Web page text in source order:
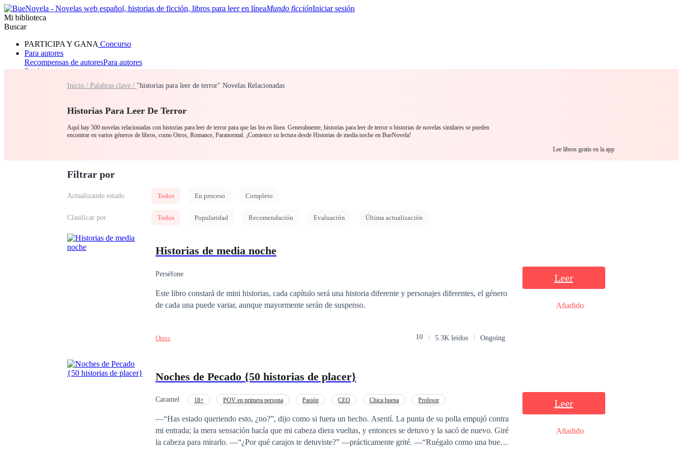
Mundo ficciónIniciar sesión
Mi biblioteca
Buscar
PARTICIPA Y GANA Concurso
Para autores
Recompensas de autoresPara autores
Ranking
RomanceHombre loboMafiaSistemaFantasía
Inicio / Palabras clave / "historias para leer de terror" Novelas Relacionadas
Historias Para Leer De Terror
Aquí hay 500 novelas relacionadas con historias para leer de terror para que las lea en línea. Generalmente, historias para leer de terror o historias de novelas similares se pueden
encontrar en varios géneros de libros, como Otros, Romance, Paranormal. ¡Comience su lectura desde Historias de media noche en BueNovela!
Lee libros gratis en la app
Filtrar por
Actualizando estado Todos En proceso Completo
Clasificar por Todos Popularidad Recomendación Evaluación Última actualización
Historias de media noche
Perséfone
Este libro constará de mini historias, cada capítulo será una historia diferente y personajes diferentes, el género
de cada una puede variar, aunque mayormente serán de suspenso.
Otros 10 5.3K leídos Ongoing
Leer
Añadido
Noches de Pecado {50 historias de placer}
Caramel 18+ POV en primera persona Pasión CEO Chica buena
Profesor
—“Has estado queriendo esto, ¿no?”, dijo como si fuera un hecho. Asentí. La punta de su polla empujó contra
mi entrada; la mera sensación hacía que mi cabeza diera vueltas, y entonces se detuvo y la sacó de nuevo. Giré
la cabeza para mirarlo. —“¿Por qué carajos te detuviste?” —prácticamente grité. —“Ruégalo como una buena
Leer
Añadido